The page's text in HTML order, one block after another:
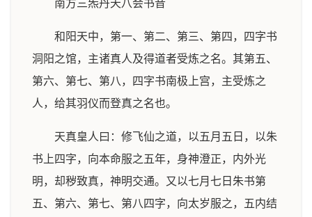
南方三炁丹天八会书音
和阳天中，第一、第二、第三、第四，四字书
洞阳之馆，主诸真人及得道者受炼之名。其第五、
第六、第七、第八，四字书南极上宫，主受炼之
人，给其羽仪而登真之名也。
天真皇人曰：修飞仙之道，以五月五日，以朱
书上四字，向本命服之五年，身神澄正，内外光
明，却秽致真，神明交通。又以七月七日朱书第
五、第六、第七、第八四字，向太岁服之，五内结